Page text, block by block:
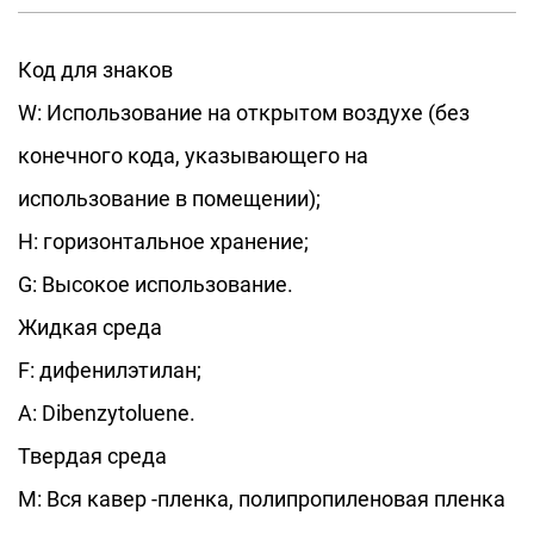
особых потребностей в разных сценариях.
Код для знаков
W: Использование на открытом воздухе (без
конечного кода, указывающего на
использование в помещении);
H: горизонтальное хранение;
G: Высокое использование.
Жидкая среда
F: дифенилэтилан;
A: Dibenzytoluene.
Твердая среда
М: Вся кавер -пленка, полипропиленовая пленка